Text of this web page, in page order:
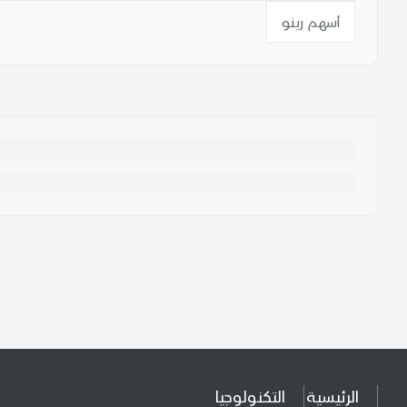
أسهم رينو
الرئيسية التكنولوجيا